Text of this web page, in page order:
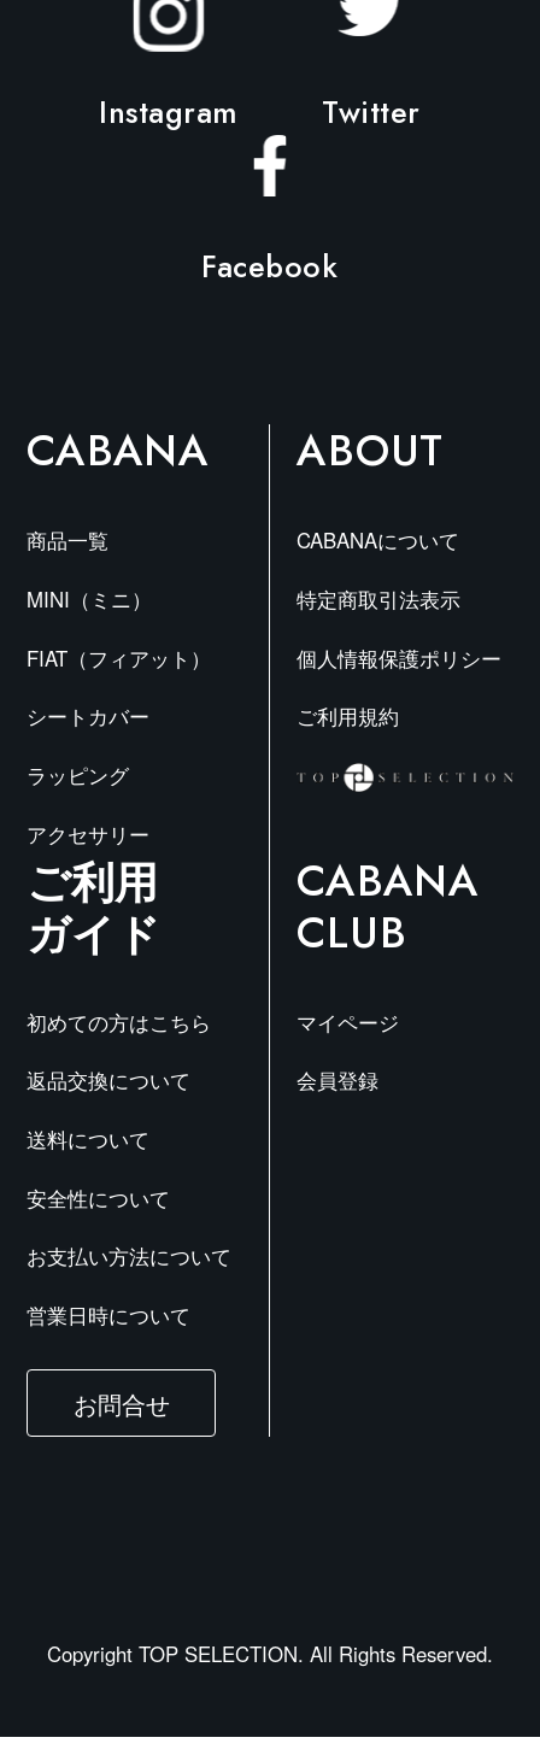
Instagram Twitter
Facebook
CABANA
商品一覧
MINI（ミニ）
FIAT（フィアット）
シートカバー
ラッピング
アクセサリー
ABOUT
CABANAについて
特定商取引法表示
個人情報保護ポリシー
ご利用規約
ご利用
ガイド
初めての方はこちら
返品交換について
送料について
安全性について
お支払い方法について
営業日時について
お問合せ
CABANA
CLUB
マイページ
会員登録
Copyright TOP SELECTION. All Rights Reserved.